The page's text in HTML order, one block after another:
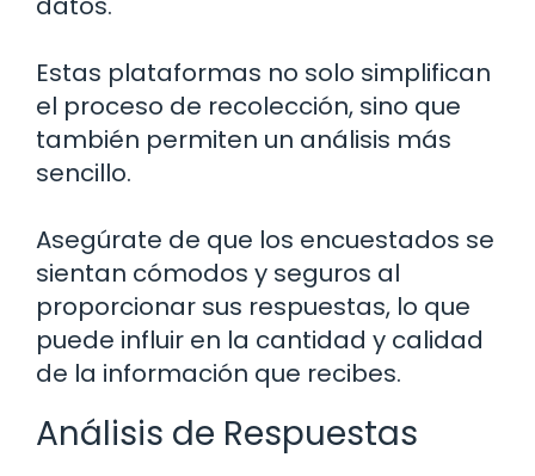
Estas plataformas no solo simplifican
el proceso de recolección, sino que
también permiten un análisis más
sencillo.
Asegúrate de que los encuestados se
sientan cómodos y seguros al
proporcionar sus respuestas, lo que
puede influir en la cantidad y calidad
de la información que recibes.
Análisis de Respuestas